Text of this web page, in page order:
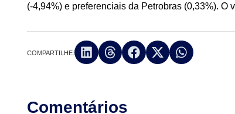
(-4,94%) e preferenciais da Petrobras (0,33%).
COMPARTILHE:
Comentários